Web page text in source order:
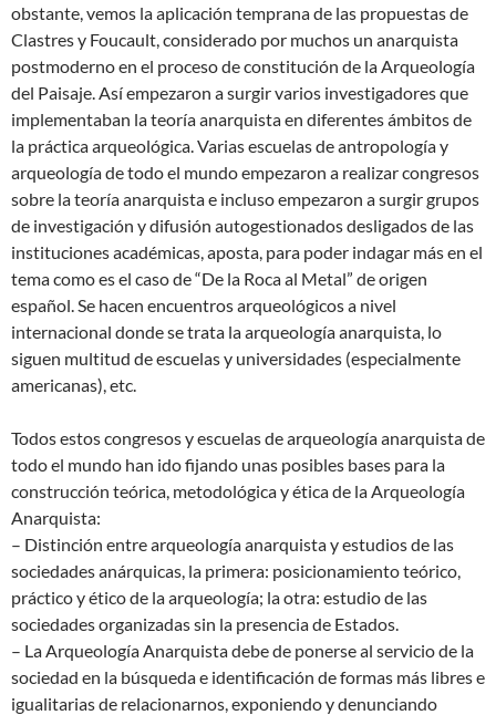
obstante, vemos la aplicación temprana de las propuestas de
Clastres y Foucault, considerado por muchos un anarquista
postmoderno en el proceso de constitución de la Arqueología
del Paisaje. Así empezaron a surgir varios investigadores que
implementaban la teoría anarquista en diferentes ámbitos de
la práctica arqueológica. Varias escuelas de antropología y
arqueología de todo el mundo empezaron a realizar congresos
sobre la teoría anarquista e incluso empezaron a surgir grupos
de investigación y difusión autogestionados desligados de las
instituciones académicas, aposta, para poder indagar más en el
tema como es el caso de “De la Roca al Metal” de origen
español. Se hacen encuentros arqueológicos a nivel
internacional donde se trata la arqueología anarquista, lo
siguen multitud de escuelas y universidades (especialmente
americanas), etc.
Todos estos congresos y escuelas de arqueología anarquista de
todo el mundo han ido fijando unas posibles bases para la
construcción teórica, metodológica y ética de la Arqueología
Anarquista:
– Distinción entre arqueología anarquista y estudios de las
sociedades anárquicas, la primera: posicionamiento teórico,
práctico y ético de la arqueología; la otra: estudio de las
sociedades organizadas sin la presencia de Estados.
– La Arqueología Anarquista debe de ponerse al servicio de la
sociedad en la búsqueda e identificación de formas más libres e
igualitarias de relacionarnos, exponiendo y denunciando